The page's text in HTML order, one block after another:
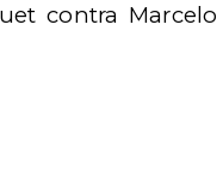
contra